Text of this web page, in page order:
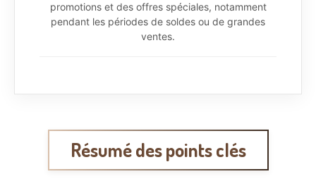
promotions et des offres spéciales, notamment
pendant les périodes de soldes ou de grandes
ventes.
Résumé des points clés